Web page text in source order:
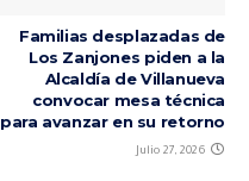
Familias desplazadas de
Los Zanjones piden a la
Alcaldía de Villanueva
convocar mesa técnica
para avanzar en su retorno
Julio 27, 2026